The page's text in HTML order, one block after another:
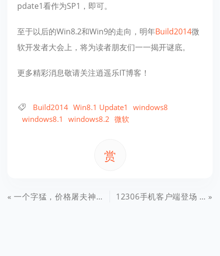
pdate1看作为SP1，即可。
至于以后的Win8.2和Win9的走向，明年Build2014微
软开发者大会上，将为读者朋友们一一揭开谜底。
更多精彩消息敬请关注逍遥乐IT博客！
Build2014 Win8.1 Update1
windows8
windows8.1
windows8.2 微软
赏
一个字猛，价格屠夫神舟9款手机登场 12306手机客户端登场 火车站售票厅冷清